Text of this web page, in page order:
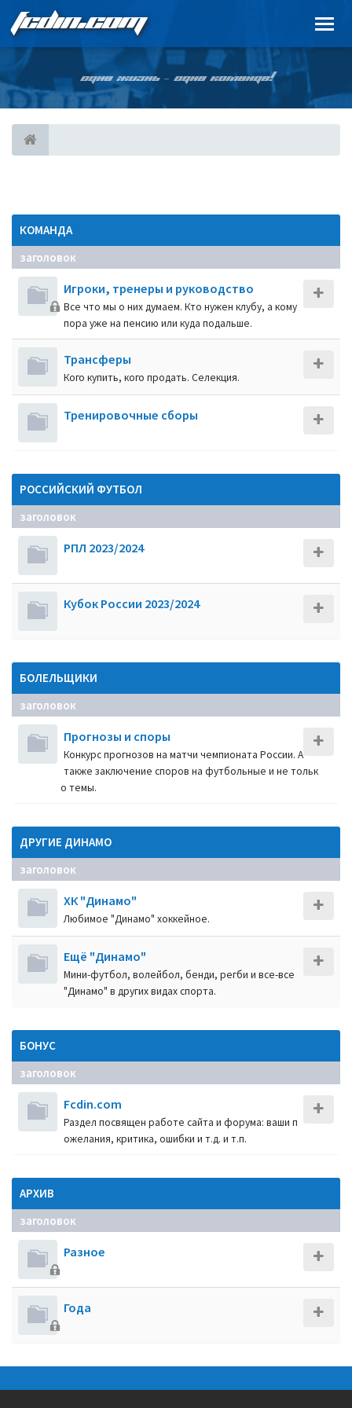
FCDIN.COM
ОДНА ЖИЗНЬ – ОДНА КОМАНДА!
КОМАНДА
заголовок
Игроки, тренеры и руководство
Все что мы о них думаем. Кто нужен клубу, а кому
пора уже на пенсию или куда подальше.
Трансферы
Кого купить, кого продать. Селекция.
Тренировочные сборы
РОССИЙСКИЙ ФУТБОЛ
заголовок
РПЛ 2023/2024
Кубок России 2023/2024
БОЛЕЛЬЩИКИ
заголовок
Прогнозы и споры
Конкурс прогнозов на матчи чемпионата России. А
также заключение споров на футбольные и не тольк
о темы.
ДРУГИЕ ДИНАМО
заголовок
ХК "Динамо"
Любимое "Динамо" хоккейное.
Ещё "Динамо"
Мини-футбол, волейбол, бенди, регби и все-все
"Динамо" в других видах спорта.
БОНУС
заголовок
Fcdin.com
Раздел посвящен работе сайта и форума: ваши п
ожелания, критика, ошибки и т.д. и т.п.
АРХИВ
заголовок
Разное
Года